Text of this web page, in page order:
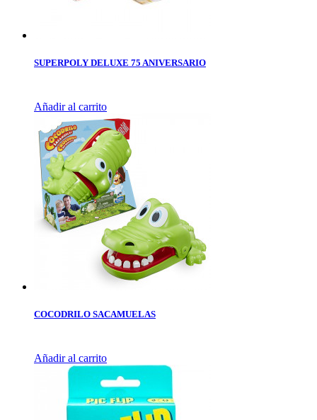
SUPERPOLY DELUXE 75 ANIVERSARIO
Añadir al carrito
COCODRILO SACAMUELAS
Añadir al carrito